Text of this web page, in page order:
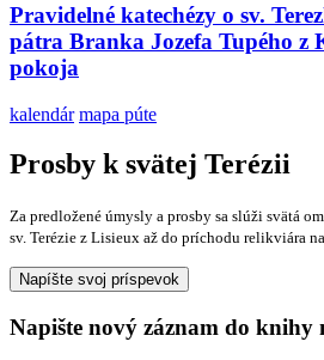
Pravidelné katechézy o sv.
pátra Branka Jozefa Tupého
pokoja
kalendár mapa púte
Prosby k svätej Terézii
Za predložené úmysly a prosby sa slúži svätá
sv. Terézie z Lisieux až do príchodu relikviára
Napište nový záznam do knihy